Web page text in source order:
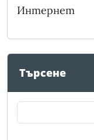
Интернет
Търсене